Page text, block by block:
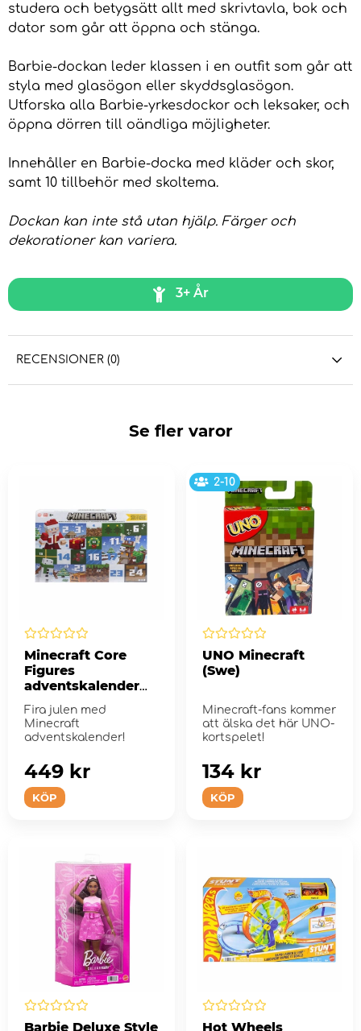
studera och betygsätt allt med skrivtavla, bok och
dator som går att öppna och stänga.
Barbie-dockan leder klassen i en outfit som går att
styla med glasögon eller skyddsglasögon.
Utforska alla Barbie-yrkesdockor och leksaker, och
öppna dörren till oändliga möjligheter.
Innehåller en Barbie-docka med kläder och skor,
samt 10 tillbehör med skoltema.
Dockan kan inte stå utan hjälp. Färger och
dekorationer kan variera.
3+ År
RECENSIONER (0)
Se fler varor
Minecraft Core
Figures
adventskalender
2025
Fira julen med
Minecraft
adventskalender!
KÖP
449 kr
2-10
UNO Minecraft
(Swe)
Minecraft-fans kommer
att älska det här UNO-
kortspelet!
KÖP
134 kr
Barbie Deluxe Style Hot Wheels